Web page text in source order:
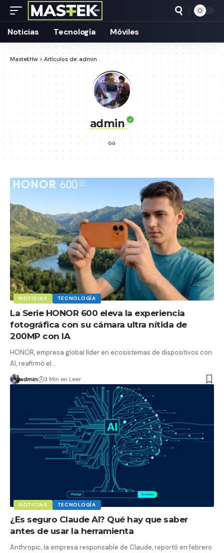
Noticias Tecnología Móviles
MastekHw > Artículos de: admin
admin
NOTICIAS TECNOLOGÍA
La Serie HONOR 600 eleva la experiencia
fotográfica con su cámara ultra nítida de
200MP con IA
HONOR, empresa global líder en ecosistemas de dispositivos con
AI, reafirmó el…
admin 3 Min en Leer
NOTICIAS TECNOLOGÍA
¿Es seguro Claude AI? Qué hay que saber
antes de usar la herramienta
Anthropic, la empresa responsable de Claude, reportó en febrero